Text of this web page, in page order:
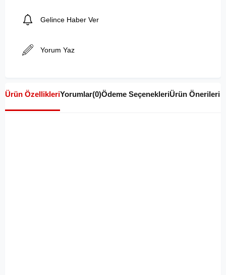
Gelince Haber Ver
Yorum Yaz
Ürün ÖzellikleriYorumlar(0)Ödeme SeçenekleriÜrün Önerileri